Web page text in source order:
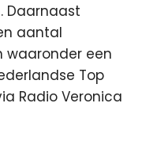
Daarnaast
aantal
waaronder een
Top
Radio Veronica